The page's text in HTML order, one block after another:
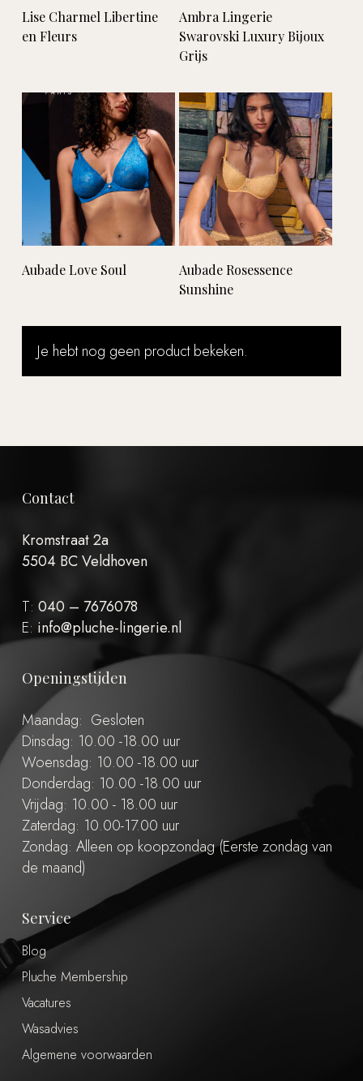
Lees verder
Lise Charmel Libertine
en Fleurs
Lees verder
Ambra Lingerie
Swarovski Luxury Bijoux
Grijs
Lees verder
Aubade Love Soul Lees verder
Aubade Rosessence
Sunshine
Je hebt nog geen product bekeken.
Contact
Kromstraat 2a
5504 BC Veldhoven
T: 040 – 7676078
E: info@pluche-lingerie.nl
Openingstijden
Maandag: Gesloten
Dinsdag: 10.00 -18.00 uur
Woensdag: 10.00 -18.00 uur
Donderdag: 10.00 -18.00 uur
Vrijdag: 10.00 - 18.00 uur
Zaterdag: 10.00-17.00 uur
Zondag: Alleen op koopzondag (Eerste zondag van
de maand)
Service
Blog
Pluche Membership
Vacatures
Wasadvies
Algemene voorwaarden